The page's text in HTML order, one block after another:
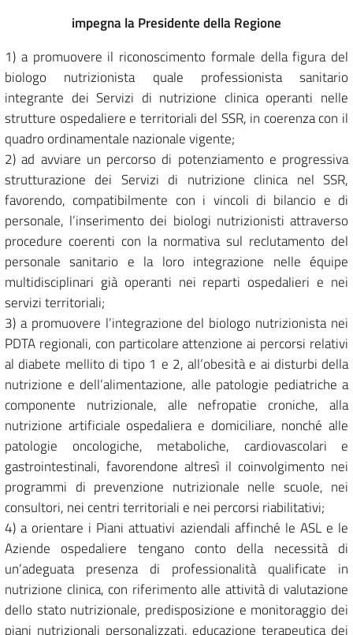
impegna la Presidente della Regione
1) a promuovere il riconoscimento formale della figura del
biologo nutrizionista quale professionista sanitario
integrante dei Servizi di nutrizione clinica operanti nelle
strutture ospedaliere e territoriali del SSR, in coerenza con il
quadro ordinamentale nazionale vigente;
2) ad avviare un percorso di potenziamento e progressiva
strutturazione dei Servizi di nutrizione clinica nel SSR,
favorendo, compatibilmente con i vincoli di bilancio e di
personale, l’inserimento dei biologi nutrizionisti attraverso
procedure coerenti con la normativa sul reclutamento del
personale sanitario e la loro integrazione nelle équipe
multidisciplinari già operanti nei reparti ospedalieri e nei
servizi territoriali;
3) a promuovere l’integrazione del biologo nutrizionista nei
PDTA regionali, con particolare attenzione ai percorsi relativi
al diabete mellito di tipo 1 e 2, all’obesità e ai disturbi della
nutrizione e dell’alimentazione, alle patologie pediatriche a
componente nutrizionale, alle nefropatie croniche, alla
nutrizione artificiale ospedaliera e domiciliare, nonché alle
patologie oncologiche, metaboliche, cardiovascolari e
gastrointestinali, favorendone altresì il coinvolgimento nei
programmi di prevenzione nutrizionale nelle scuole, nei
consultori, nei centri territoriali e nei percorsi riabilitativi;
4) a orientare i Piani attuativi aziendali affinché le ASL e le
Aziende ospedaliere tengano conto della necessità di
un’adeguata presenza di professionalità qualificate in
nutrizione clinica, con riferimento alle attività di valutazione
dello stato nutrizionale, predisposizione e monitoraggio dei
piani nutrizionali personalizzati, educazione terapeutica dei